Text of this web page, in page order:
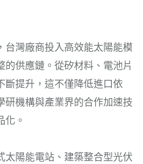
台灣廠商投入高效能太陽能模
供應鏈。從矽材料、電池片
斷提升，這不僅降低進口依
機構與產業界的合作加速技
化。
太陽能電站、建築整合型光伏